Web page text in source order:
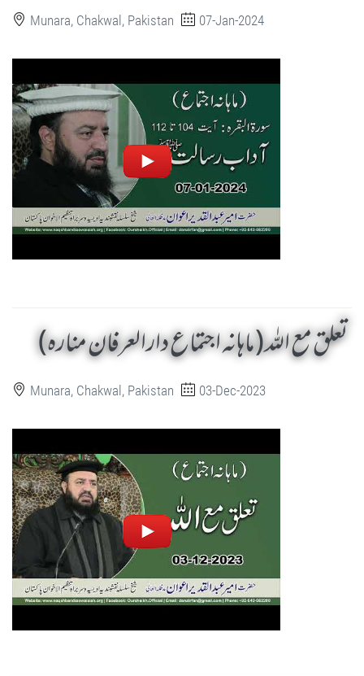
Munara, Chakwal, Pakistan 07-Jan-2024
تعلق مع اللہ ( ماہانہ اجتماع دارالعرفان منارہ)
Munara, Chakwal, Pakistan 03-Dec-2023